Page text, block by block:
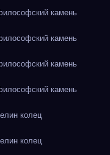
камень
камень
камень
камень
колец
колец